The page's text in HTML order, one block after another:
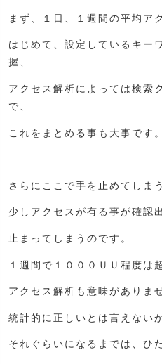
まず、１日、１週間の平均ア
はじめて、設定しているキー
握、
アクセス解析によっては検索
で、
これをまとめる事も大事です。
さらにここで手を止めてしま
少しアクセスが有る事が確認
止まってしまうのです。
１週間で１０００ＵＵ程度は
アクセス解析も意味がありま
統計的に正しいとは言えない
それぐらいになるまでは、ひ